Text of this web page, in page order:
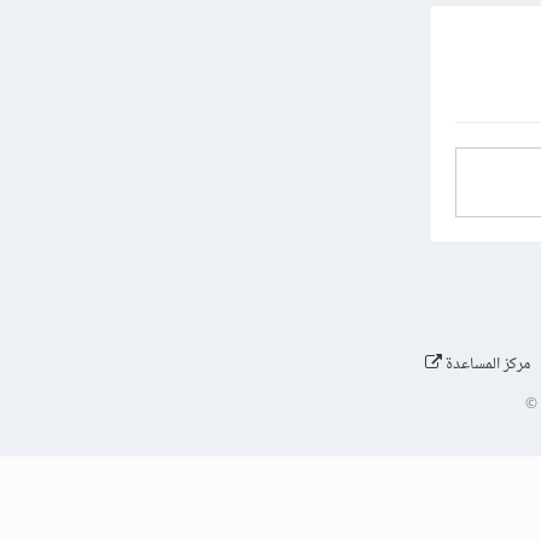
مركز المساعدة
©